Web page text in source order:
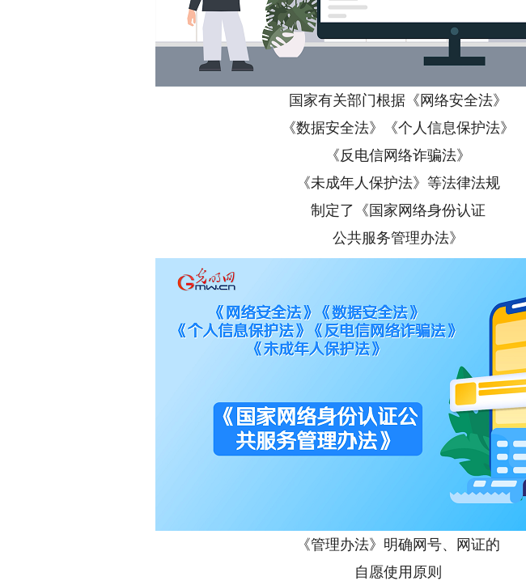
国家有关部门根据《网络安全法》
《数据安全法》《个人信息保护法》
《反电信网络诈骗法》
《未成年人保护法》等法律法规
制定了《国家网络身份认证
公共服务管理办法》
《管理办法》明确网号、网证的
自愿使用原则